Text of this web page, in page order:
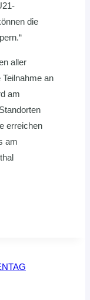
die
aller
an
am
erreichen
am